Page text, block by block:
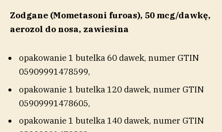
Zodgane (Mometasoni furoas), 50 mcg/dawkę,
aerozol do nosa, zawiesina
opakowanie 1 butelka 60 dawek, numer GTIN
05909991478599,
opakowanie 1 butelka 120 dawek, numer GTIN
05909991478605,
opakowanie 1 butelka 140 dawek, numer GTIN